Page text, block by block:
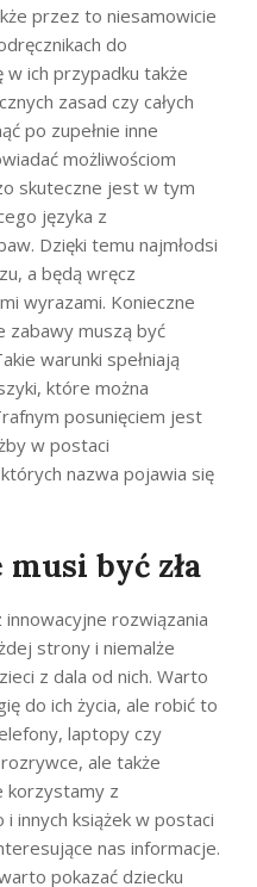
przez to niesamowicie
do
w ich przypadku także
zasad czy całych
po zupełnie inne
możliwościom
skuteczne jest w tym
języka z
Dzięki temu najmłodsi
a będą wręcz
wyrazami. Konieczne
zabawy muszą być
warunki spełniają
które można
posunięciem jest
w postaci
nazwa pojawia się
być zła
rozwiązania
strony i niemalże
z dala od nich. Warto
do ich życia, ale robić to
laptopy czy
ale także
korzystamy z
innych książek w postaci
nas informacje.
pokazać dziecku